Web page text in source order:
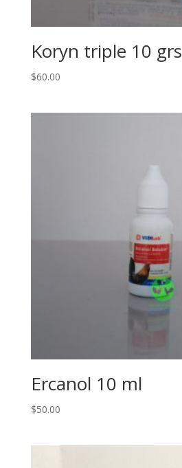
Koryn triple 10 grs
$60.00
Ercanol 10 ml
$50.00